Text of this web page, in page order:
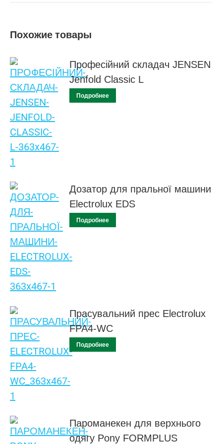
Похожие товары
Професійний складач JENSEN
Jenfold Classic L
Подробнее
Дозатор для пральної машини
Electrolux EDS
Подробнее
Прасувальний прес Electrolux
FPA4-WC
Подробнее
Пароманекен для верхнього
одягу Pony FORMPLUS